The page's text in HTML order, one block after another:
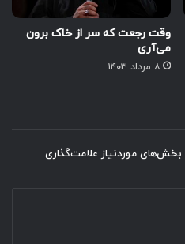
وقت رجعت که سر از خاک برون
می‌آری
۸ مرداد ۱۴۰۳
بخش‌های موردنیاز علامت‌گذاری